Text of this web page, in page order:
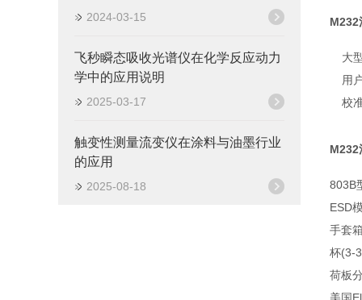
2024-03-15
飞秒瞬态吸收光谱仪在化学反应动力
学中的应用说明
2025-03-17
触变性测量流变仪在涂料与油墨行业
的应用
2025-08-18
M232
大
用
校
M232
803B
ESD
手套
杯(3-
荷板